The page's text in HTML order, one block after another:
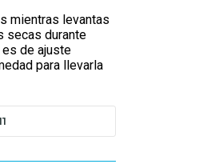
mientras levantas
secas durante
de ajuste
para llevarla